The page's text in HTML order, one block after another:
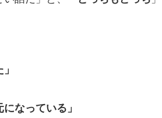
なっている」